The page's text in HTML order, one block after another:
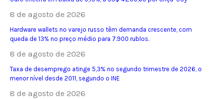
8 de agosto de 2026
Hardware wallets no varejo russo têm demanda crescente, com
queda de 13% no preço médio para 7.900 rublos.
8 de agosto de 2026
Taxa de desemprego atinge 5,3% no segundo trimestre de 2026, o
menor nível desde 2011, segundo o INE
8 de agosto de 2026